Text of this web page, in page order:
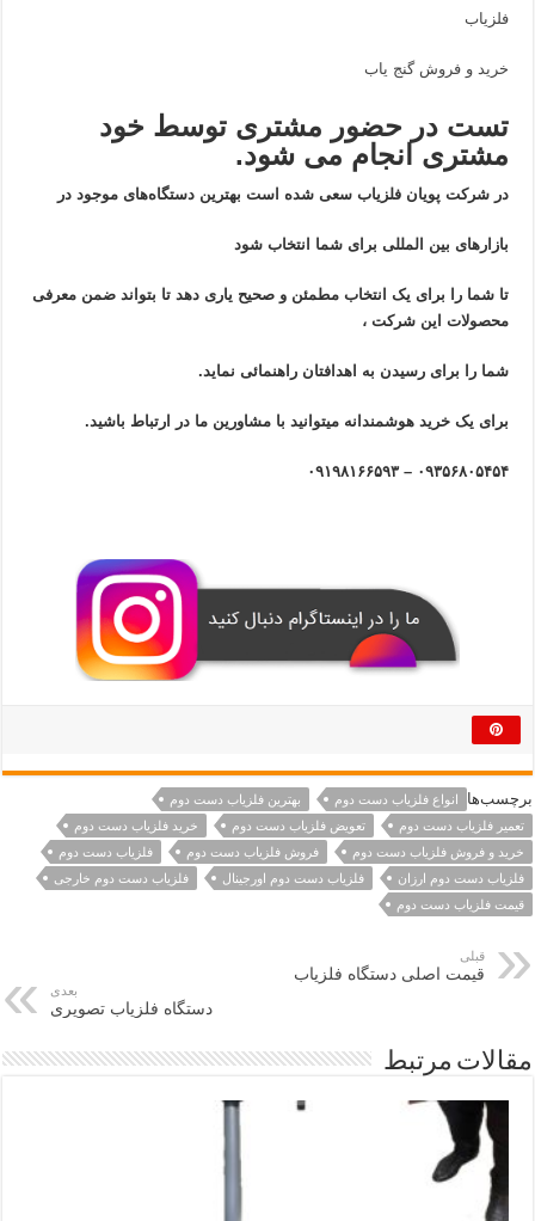
فلزیاب
خرید و فروش گنج یاب
تست در حضور مشتری توسط خود
مشتری انجام می شود.
در شرکت پویان فلزیاب سعی شده است بهترین دستگاه‌های موجود در
بازار‌های بین المللی برای شما انتخاب شود
تا شما را برای یک انتخاب مطمئن و صحیح یاری دهد تا بتواند ضمن معرفی
محصولات این شرکت ،
شما را برای رسیدن به اهدافتان راهنمائی نماید.
برای یک خرید هوشمندانه میتوانید با مشاورین ما در ارتباط باشید.
۰۹۳۵۶۸۰۵۴۵۴ – ۰۹۱۹۸۱۶۶۵۹۳
برچسب‌ها انواع فلزیاب دست دوم
بهترین فلزیاب دست دوم
تعمیر فلزیاب دست دوم
تعویض فلزیاب دست دوم
خرید فلزیاب دست دوم
خرید و فروش فلزیاب دست دوم
فروش فلزیاب دست دوم
فلزیاب دست دوم
فلزیاب دست دوم ارزان
فلزیاب دست دوم اورجینال
فلزیاب دست دوم خارجی
قیمت فلزیاب دست دوم
قبلی
قیمت اصلی دستگاه فلزیاب
بعدی
دستگاه فلزیاب تصویری
مقالات مرتبط